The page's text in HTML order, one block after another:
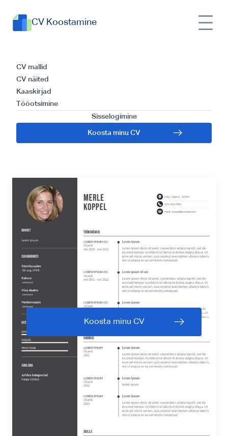
CV Koostamine
CV mallid
CV näited
Kaaskirjad
Tööotsimine
Sisselogimine
Koosta minu CV
Kuidas koostada
tõhus CV Ürituste
Koordinaatorile:
Praktiline Juhend
Koosta minu CV